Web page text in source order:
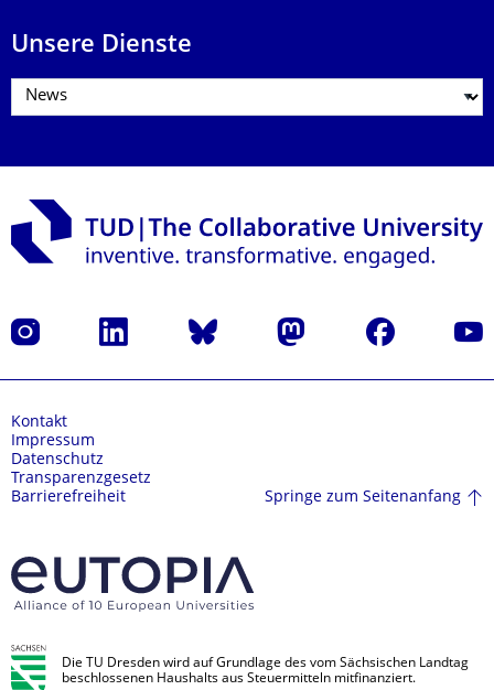
Unsere Dienste
Instagram LinkedIn Bluesky Mastodon Facebook
Kontakt
Impressum
Datenschutz
Transparenzgesetz
Barrierefreiheit
Springe zum Seitenanfang
Die TU Dresden wird auf Grundlage des vom Sächsischen Landtag
beschlossenen Haushalts aus Steuermitteln mitfinanziert.